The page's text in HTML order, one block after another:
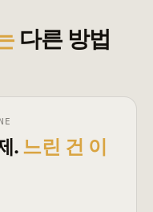
다른 방법
. 느린 건 이